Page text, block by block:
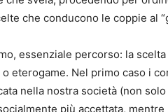
che conducono le coppie al
essenziale percorso: la
eterogame. Nel primo caso i
nella nostra società (non
più accettata,